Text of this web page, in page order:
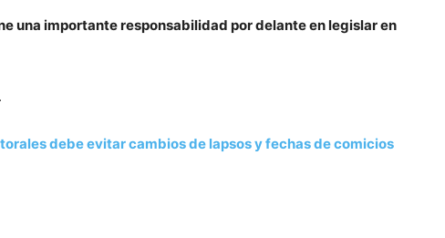
una importante responsabilidad por delante en legislar en
debe evitar cambios de lapsos y fechas de comicios